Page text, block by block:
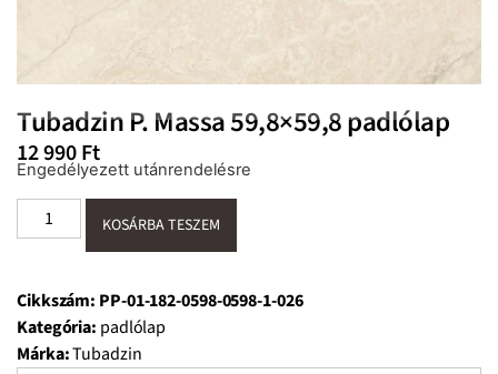
Tubadzin P. Massa 59,8×59,8 padlólap
12 990Ft
Engedélyezett utánrendelésre
KOSÁRBA TESZEM
Cikkszám: PP-01-182-0598-0598-1-026
Kategória: padlólap
Márka:Tubadzin